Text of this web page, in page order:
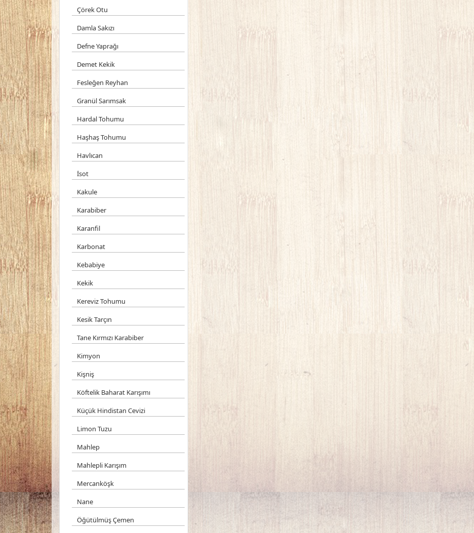
Çörek Otu
Damla Sakızı
Defne Yaprağı
Demet Kekik
Fesleğen Reyhan
Granül Sarımsak
Hardal Tohumu
Haşhaş Tohumu
Havlıcan
İsot
Kakule
Karabiber
Karanfil
Karbonat
Kebabiye
Kekik
Kereviz Tohumu
Kesik Tarçın
Tane Kırmızı Karabiber
Kimyon
Kişniş
Köftelik Baharat Karışımı
Küçük Hindistan Cevizi
Limon Tuzu
Mahlep
Mahlepli Karışım
Mercanköşk
Nane
Öğütülmüş Çemen